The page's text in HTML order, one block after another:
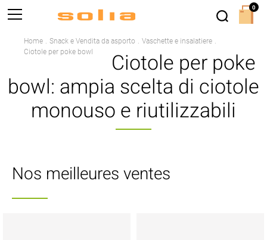
Home Snack e Vendita da asporto
Vaschette e insalatiere
Ciotole per poke bowl
Ciotole per poke
bowl: ampia scelta di ciotole
monouso e riutilizzabili
Nos meilleures ventes
0